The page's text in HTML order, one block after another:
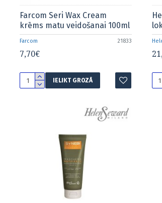
Farcom 21833
Farcom Seri Wax Cream
krēms matu veidošanai 100ml
7,70€
IELIKT GROZĀ